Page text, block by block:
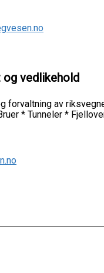
vedlikehold
forvaltning av
* Tunneler *